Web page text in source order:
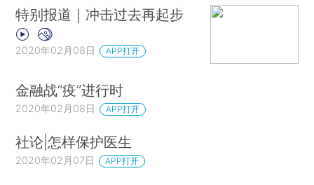
特别报道｜冲击过去再起步
2020年02月08日 APP打开
金融战“疫”进行时
2020年02月08日 APP打开
社论|怎样保护医生
2020年02月07日 APP打开